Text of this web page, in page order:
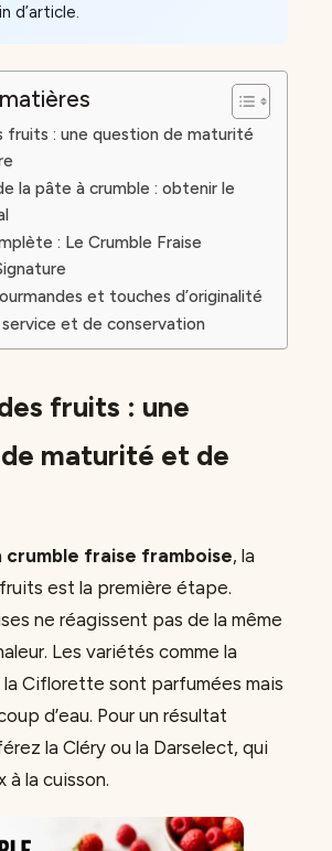
d’article.
fruits : une question de maturité
la pâte à crumble : obtenir le
: Le Crumble Fraise
et touches d’originalité
et de conservation
fruits : une
maturité et de
crumble fraise framboise, la
est la première étape.
ne réagissent pas de la même
Les variétés comme la
Ciflorette sont parfumées mais
d’eau. Pour un résultat
la Cléry ou la Darselect, qui
à la cuisson.